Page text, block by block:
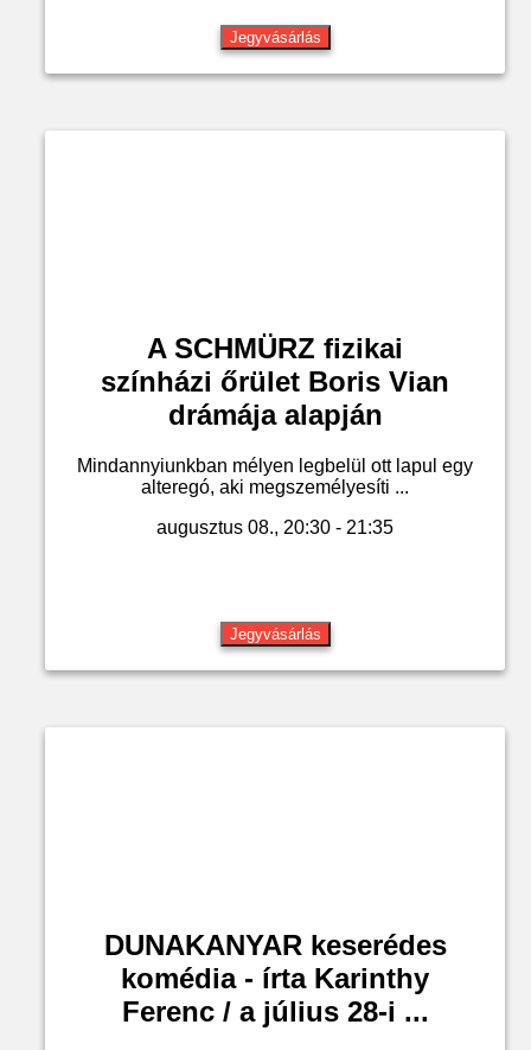
Jegyvásárlás
A SCHMÜRZ fizikai
színházi őrület Boris Vian
drámája alapján
Mindannyiunkban mélyen legbelül ott lapul egy
alteregó, aki megszemélyesíti ...
augusztus 08., 20:30 - 21:35
Jegyvásárlás
DUNAKANYAR keserédes
komédia - írta Karinthy
Ferenc / a július 28-i ...